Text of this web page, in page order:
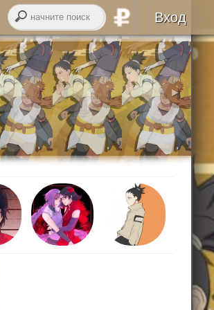
Вход
Авторизация
регистрация
►